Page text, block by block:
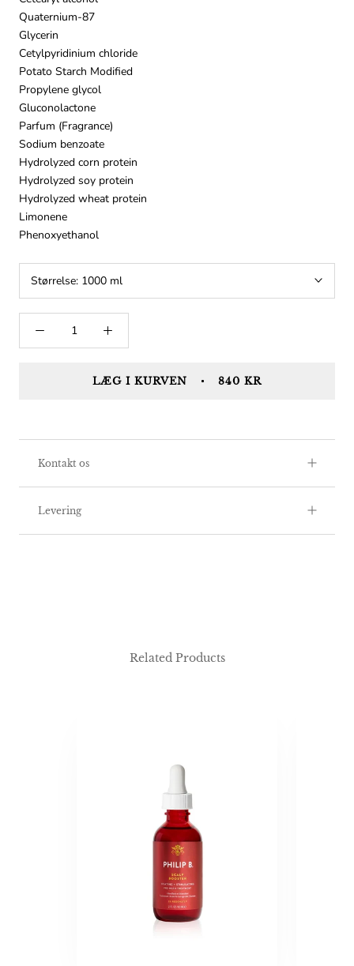
Quaternium-87
Glycerin
Cetylpyridinium chloride
Potato Starch Modified
Propylene glycol
Gluconolactone
Parfum (Fragrance)
Sodium benzoate
Hydrolyzed corn protein
Hydrolyzed soy protein
Hydrolyzed wheat protein
Limonene
Phenoxyethanol
Størrelse: 1000 ml
LÆG I KURVEN 840 KR
Kontakt os
Levering
Related Products